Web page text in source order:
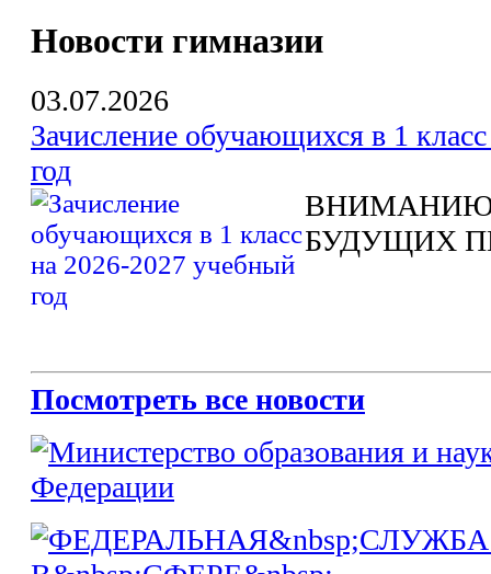
Новости гимназии
03.07.2026
Зачисление обучающихся в 1
год
ВНИМАНИЮ
БУДУЩИХ
Посмотреть все новости